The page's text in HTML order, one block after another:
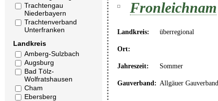
Trachtengau
Niederbayern
Trachtenverband
Unterfranken
Landkreis
Amberg-Sulzbach
Augsburg
Bad Tölz-
Wolfratshausen
Cham
Ebersberg
Fronleichnam
Landkreis: überregional
Ort:
Jahreszeit: Sommer
Gauverband: Allgäuer Gauverband